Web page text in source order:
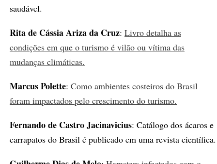
saudável.
Rita de Cássia Ariza da Cruz: Livro detalha as
condições em que o turismo é vilão ou vítima das
mudanças climáticas.
Marcus Polette: Como ambientes costeiros do Brasil
foram impactados pelo crescimento do turismo.
Fernando de Castro Jacinavicius: Catálogo dos ácaros e
carrapatos do Brasil é publicado em uma revista científica.